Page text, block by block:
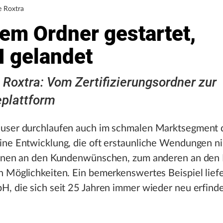
Roxtra
Ordner gestartet,
gelandet
Roxtra: Vom Zertifizierungsordner zur
durchlaufen auch im schmalen Marktsegment
Entwicklung, die oft erstaunliche Wendungen
an den Kundenwünschen, zum anderen an den
Möglichkeiten. Ein bemerkenswertes Beispiel
die sich seit 25 Jahren immer wieder neu